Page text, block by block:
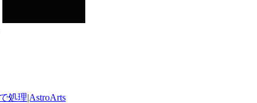
処理|AstroArts